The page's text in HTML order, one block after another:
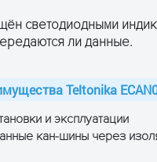
светодиодными
ли данные.
Teltonika
и эксплуатации
кан-шины через